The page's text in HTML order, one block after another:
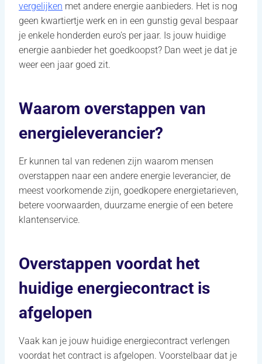
vergelijken met andere energie aanbieders. Het is nog
geen kwartiertje werk en in een gunstig geval bespaar
je enkele honderden euro’s per jaar. Is jouw huidige
energie aanbieder het goedkoopst? Dan weet je dat je
weer een jaar goed zit.
Waarom overstappen van
energieleverancier?
Er kunnen tal van redenen zijn waarom mensen
overstappen naar een andere energie leverancier, de
meest voorkomende zijn, goedkopere energietarieven,
betere voorwaarden, duurzame energie of een betere
klantenservice.
Overstappen voordat het
huidige energiecontract is
afgelopen
Vaak kan je jouw huidige energiecontract verlengen
voordat het contract is afgelopen. Voorstelbaar dat je